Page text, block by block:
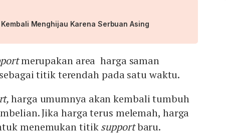
Kembali Menghijau Karena Serbuan Asing
merupakan area harga saman
titik terendah pada satu waktu.
harga umumnya akan kembali tumbuh
Jika harga terus melemah, harga
menemukan titiksupportbaru.